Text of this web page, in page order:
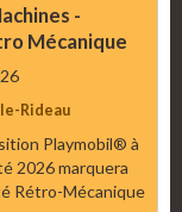
-
Mécanique
Rideau
Playmobil® à
2026 marquera
Rétro-Mécanique